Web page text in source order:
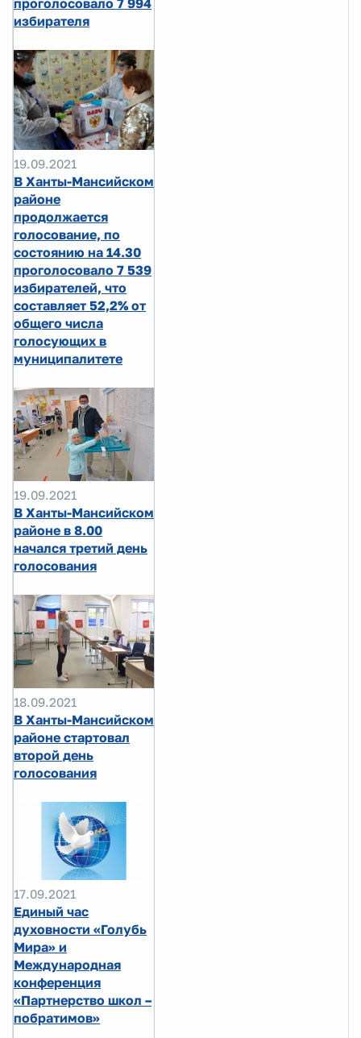
проголосовало 7 994
избирателя
19.09.2021
В Ханты-Мансийском
районе
продолжается
голосование, по
состоянию на 14.30
проголосовало 7 539
избирателей, что
составляет 52,2% от
общего числа
голосующих в
муниципалитете
19.09.2021
В Ханты-Мансийском
районе в 8.00
начался третий день
голосования
18.09.2021
В Ханты-Мансийском
районе стартовал
второй день
голосования
17.09.2021
Единый час
духовности «Голубь
Мира» и
Международная
конференция
«Партнерство школ –
побратимов»